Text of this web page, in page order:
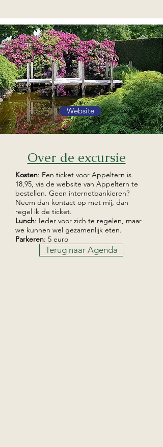
Website
Over de excursie
Kosten: Een ticket voor Appeltern is
18,95, via de website van Appeltern te
bestellen. Geen internetbankieren?
Neem dan kontact op met mij, dan
regel ik de ticket.
Lunch: Ieder voor zich te regelen, maar
we kunnen wel gezamenlijk eten.
Parkeren: 5 euro
Terug naar Agenda